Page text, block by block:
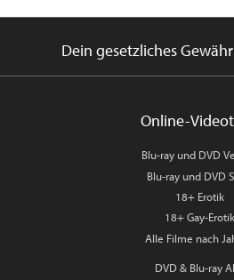
Dein gesetzliches
Online-
Blu-ray und DVD
Blu-ray und DVD
18+ Erotik
18+ Gay-Erotik
Alle Filme nach
DVD & Blu-ray